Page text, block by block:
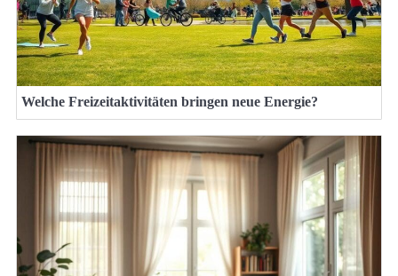
Welche Freizeitaktivitäten bringen neue Energie?